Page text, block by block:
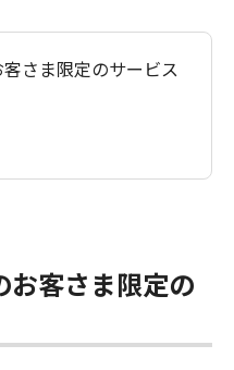
さま限定のサービス
客さま限定の